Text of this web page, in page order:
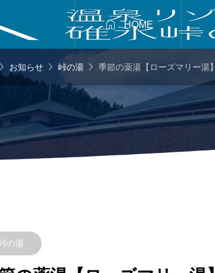
 HOME
お知らせ  峠の湯  季節の薬湯【ローズマリー湯】
の湯